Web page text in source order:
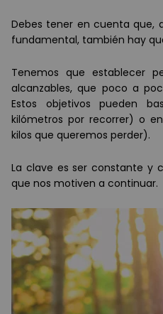
Debes tener en cuenta que,
fundamental, también hay
Tenemos que establecer
alcanzables, que poco a
Estos objetivos pueden
kilómetros por recorrer) o
kilos que queremos perder).
La clave es ser constante y
que nos motiven a continuar.